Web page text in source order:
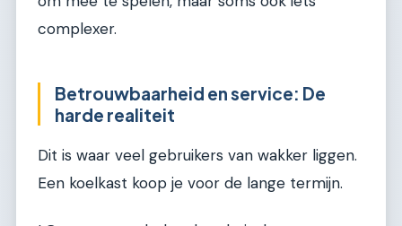
complexer.
Betrouwbaarheid en service: De
harde realiteit
Dit is waar veel gebruikers van wakker liggen.
Een koelkast koop je voor de lange termijn.